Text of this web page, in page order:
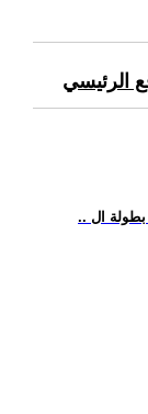
الرئيسي
بطولة ال